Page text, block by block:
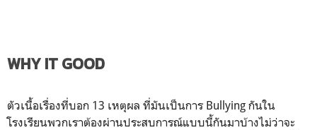
WHY IT GOOD
ตัวเนื้อเรื่องที่บอก 13 เหตุผล ที่มันเป็นการ Bullying กันใน
โรงเรียนพวกเราต้องผ่านประสบการณ์แบบนี้กันมาบ้างไม่ว่าจะ